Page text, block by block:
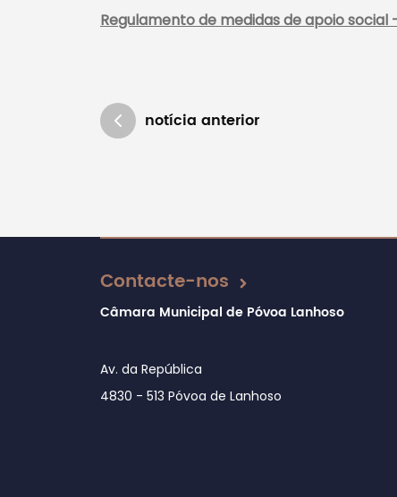
Regulamento de medidas de apoio social
notícia anterior
Atualizado em 23/10/2018
Contacte-nos
Câmara Municipal de Póvoa Lanhoso
Av. da República
4830 - 513 Póvoa de Lanhoso